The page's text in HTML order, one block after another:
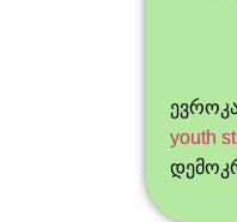
youth